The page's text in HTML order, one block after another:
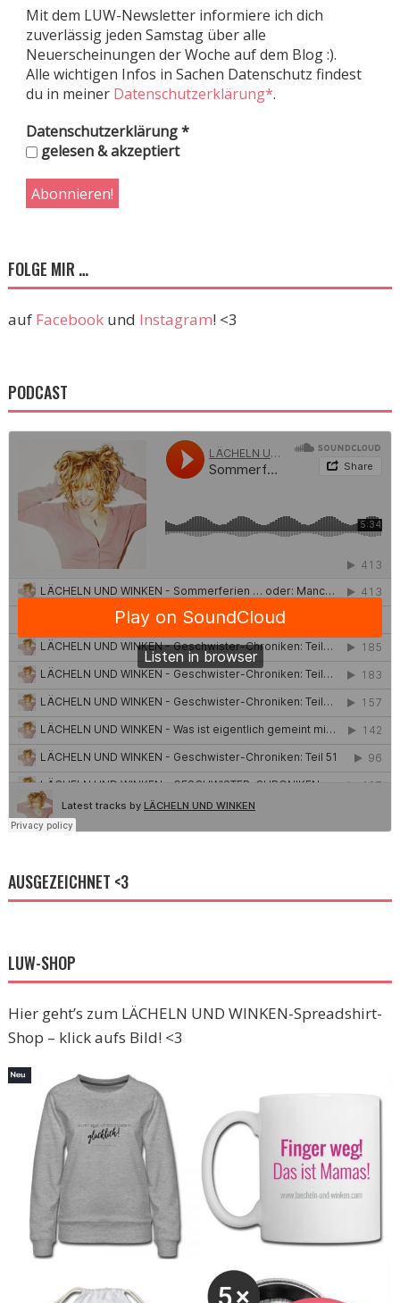
Mit dem LUW-Newsletter informiere ich dich
zuverlässig jeden Samstag über alle
Neuerscheinungen der Woche auf dem Blog :).
Alle wichtigen Infos in Sachen Datenschutz findest
du in meiner Datenschutzerklärung*.
Datenschutzerklärung*
gelesen & akzeptiert
FOLGE MIR …
auf Facebookund Instagram! <3
PODCAST
AUSGEZEICHNET <3
LUW-SHOP
Hier geht’s zum LÄCHELN UND WINKEN-Spreadshirt-
Shop – klick aufs Bild! <3